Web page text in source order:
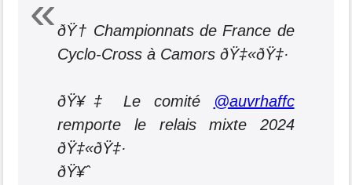
ðŸ† Championnats de France de
Cyclo-Cross à Camors ðŸ‡«ðŸ‡·
ðŸ¥‡ Le comité
@auvrhaffc
remporte le relais mixte 2024
ðŸ‡«ðŸ‡·
ðŸ¥ˆ